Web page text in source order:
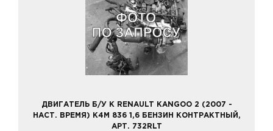
ДВИГАТЕЛЬ Б/У К RENAULT KANGOO 2 (2007 -
НАСТ. ВРЕМЯ) K4M 836 1,6 БЕНЗИН КОНТРАКТНЫЙ,
АРТ. 732RLT